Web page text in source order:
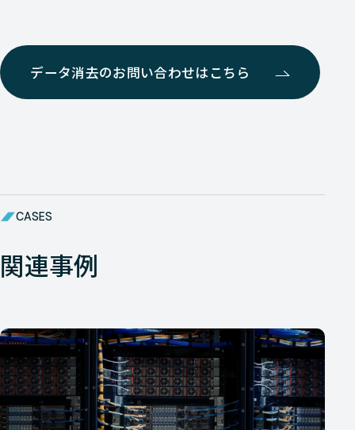
データ消去のお問い合わせはこちら
CASES
関連事例